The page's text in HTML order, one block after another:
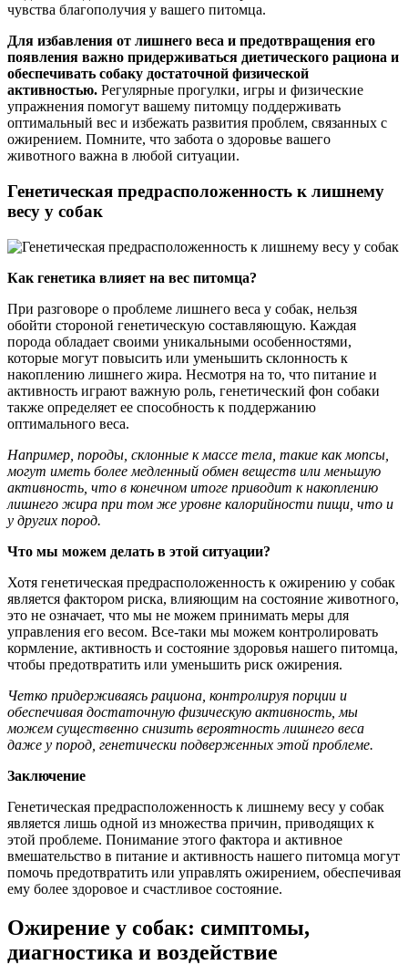
чувства благополучия у вашего питомца.
Для избавления от лишнего веса и предотвращения его
появления важно придерживаться диетического рациона и
обеспечивать собаку достаточной физической
активностью. Регулярные прогулки, игры и физические
упражнения помогут вашему питомцу поддерживать
оптимальный вес и избежать развития проблем, связанных с
ожирением. Помните, что забота о здоровье вашего
животного важна в любой ситуации.
Генетическая предрасположенность к лишнему
весу у собак
Как генетика влияет на вес питомца?
При разговоре о проблеме лишнего веса у собак, нельзя
обойти стороной генетическую составляющую. Каждая
порода обладает своими уникальными особенностями,
которые могут повысить или уменьшить склонность к
накоплению лишнего жира. Несмотря на то, что питание и
активность играют важную роль, генетический фон собаки
также определяет ее способность к поддержанию
оптимального веса.
Например, породы, склонные к массе тела, такие как мопсы,
могут иметь более медленный обмен веществ или меньшую
активность, что в конечном итоге приводит к накоплению
лишнего жира при том же уровне калорийности пищи, что и
у других пород.
Что мы можем делать в этой ситуации?
Хотя генетическая предрасположенность к ожирению у собак
является фактором риска, влияющим на состояние животного,
это не означает, что мы не можем принимать меры для
управления его весом. Все-таки мы можем контролировать
кормление, активность и состояние здоровья нашего питомца,
чтобы предотвратить или уменьшить риск ожирения.
Четко придерживаясь рациона, контролируя порции и
обеспечивая достаточную физическую активность, мы
можем существенно снизить вероятность лишнего веса
даже у пород, генетически подверженных этой проблеме.
Заключение
Генетическая предрасположенность к лишнему весу у собак
является лишь одной из множества причин, приводящих к
этой проблеме. Понимание этого фактора и активное
вмешательство в питание и активность нашего питомца могут
помочь предотвратить или управлять ожирением, обеспечивая
ему более здоровое и счастливое состояние.
Ожирение у собак: симптомы,
диагностика и воздействие